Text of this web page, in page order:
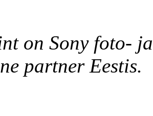
on Sony foto-
partner Eestis.